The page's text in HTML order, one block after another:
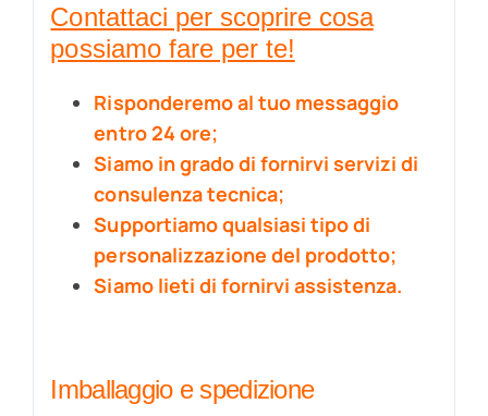
Contattaci per scoprire cosa
possiamo fare per te!
Risponderemo al tuo messaggio
entro 24 ore;
Siamo in grado di fornirvi servizi di
consulenza tecnica;
Supportiamo qualsiasi tipo di
personalizzazione del prodotto;
Siamo lieti di fornirvi assistenza.
Imballaggio e spedizione